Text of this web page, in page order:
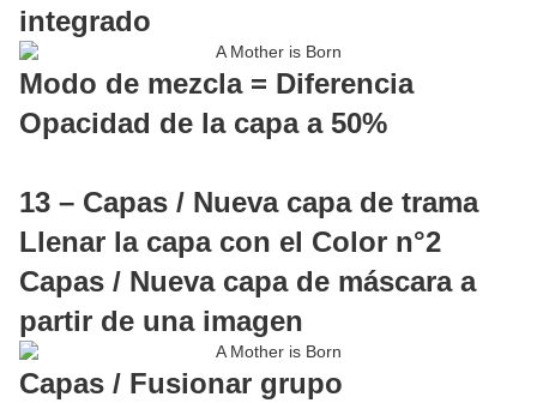
integrado
Modo de mezcla = Diferencia
Opacidad de la capa a 50%
13 – Capas / Nueva capa de trama
Llenar la capa con el Color n°2
Capas / Nueva capa de máscara a
partir de una imagen
Capas / Fusionar grupo